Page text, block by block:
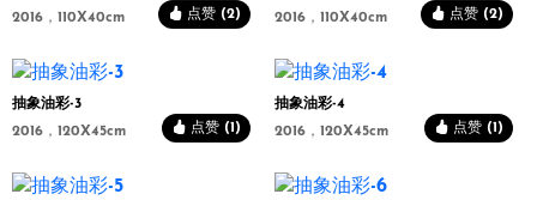
2016，110X40cm
点赞 (2)
2016，110X40cm
点赞 (2)
抽象油彩-3
2016，120X45cm
点赞 (1)
抽象油彩-4
2016，120X45cm
点赞 (1)